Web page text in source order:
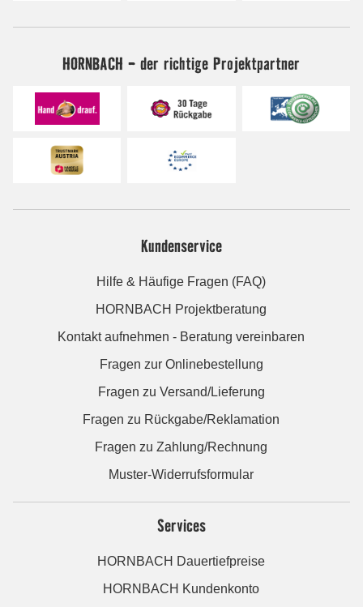
HORNBACH - der richtige Projektpartner
Kundenservice
Hilfe & Häufige Fragen (FAQ)
HORNBACH Projektberatung
Kontakt aufnehmen - Beratung vereinbaren
Fragen zur Onlinebestellung
Fragen zu Versand/Lieferung
Fragen zu Rückgabe/Reklamation
Fragen zu Zahlung/Rechnung
Muster-Widerrufsformular
Services
HORNBACH Dauertiefpreise
HORNBACH Kundenkonto